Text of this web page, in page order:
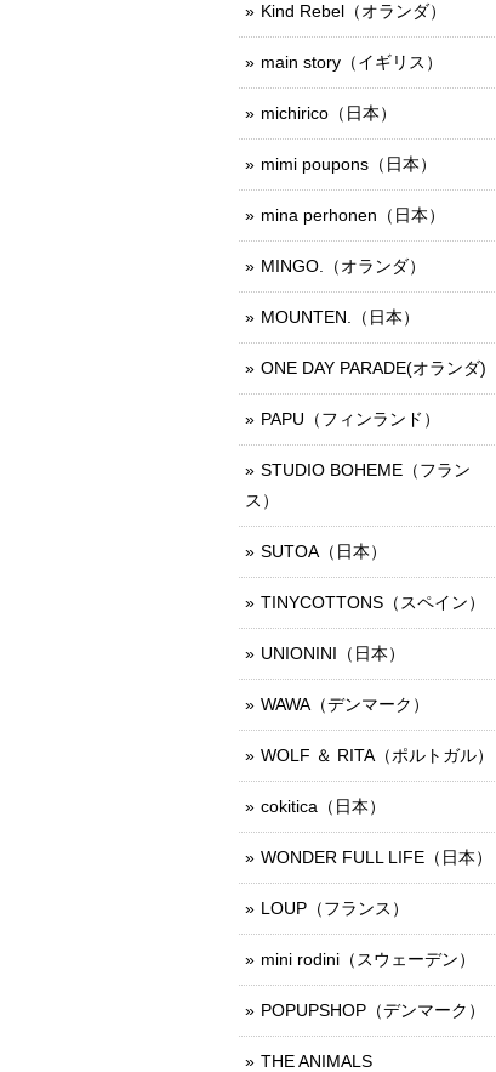
Kind Rebel（オランダ）
main story（イギリス）
michirico（日本）
mimi poupons（日本）
mina perhonen（日本）
MINGO.（オランダ）
MOUNTEN.（日本）
ONE DAY PARADE(オランダ)
PAPU（フィンランド）
STUDIO BOHEME（フラン
ス）
SUTOA（日本）
TINYCOTTONS（スペイン）
UNIONINI（日本）
WAWA（デンマーク）
WOLF ＆ RITA（ポルトガル）
cokitica（日本）
WONDER FULL LIFE（日本）
LOUP（フランス）
mini rodini（スウェーデン）
POPUPSHOP（デンマーク）
THE ANIMALS